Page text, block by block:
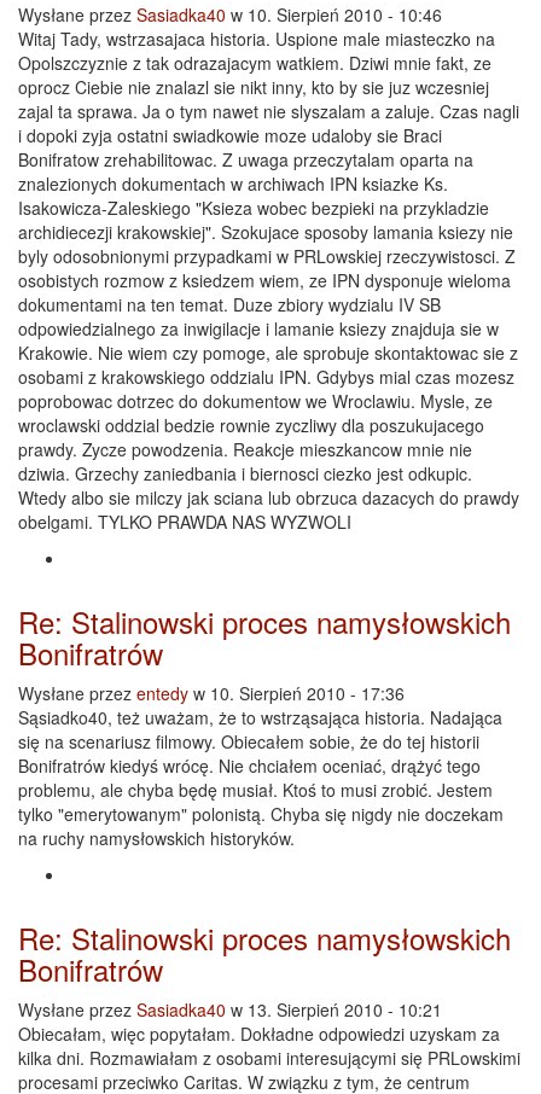
Wysłane przez Sasiadka40 w 10. Sierpień 2010 - 10:46
Witaj Tady, wstrzasajaca historia. Uspione male miasteczko na
Opolszczyznie z tak odrazajacym watkiem. Dziwi mnie fakt, ze
oprocz Ciebie nie znalazl sie nikt inny, kto by sie juz wczesniej
zajal ta sprawa. Ja o tym nawet nie slyszalam a zaluje. Czas nagli
i dopoki zyja ostatni swiadkowie moze udaloby sie Braci
Bonifratow zrehabilitowac. Z uwaga przeczytalam oparta na
znalezionych dokumentach w archiwach IPN ksiazke Ks.
Isakowicza-Zaleskiego "Ksieza wobec bezpieki na przykladzie
archidiecezji krakowskiej". Szokujace sposoby lamania ksiezy nie
byly odosobnionymi przypadkami w PRLowskiej rzeczywistosci. Z
osobistych rozmow z ksiedzem wiem, ze IPN dysponuje wieloma
dokumentami na ten temat. Duze zbiory wydzialu IV SB
odpowiedzialnego za inwigilacje i lamanie ksiezy znajduja sie w
Krakowie. Nie wiem czy pomoge, ale sprobuje skontaktowac sie z
osobami z krakowskiego oddzialu IPN. Gdybys mial czas mozesz
poprobowac dotrzec do dokumentow we Wroclawiu. Mysle, ze
wroclawski oddzial bedzie rownie zyczliwy dla poszukujacego
prawdy. Zycze powodzenia. Reakcje mieszkancow mnie nie
dziwia. Grzechy zaniedbania i biernosci ciezko jest odkupic.
Wtedy albo sie milczy jak sciana lub obrzuca dazacych do prawdy
obelgami. TYLKO PRAWDA NAS WYZWOLI
Re: Stalinowski proces namysłowskich
Bonifratrów
Wysłane przez entedy w 10. Sierpień 2010 - 17:36
Sąsiadko40, też uważam, że to wstrząsająca historia. Nadająca
się na scenariusz filmowy. Obiecałem sobie, że do tej historii
Bonifratrów kiedyś wrócę. Nie chciałem oceniać, drążyć tego
problemu, ale chyba będę musiał. Ktoś to musi zrobić. Jestem
tylko "emerytowanym" polonistą. Chyba się nigdy nie doczekam
na ruchy namysłowskich historyków.
Re: Stalinowski proces namysłowskich
Bonifratrów
Wysłane przez Sasiadka40 w 13. Sierpień 2010 - 10:21
Obiecałam, więc popytałam. Dokładne odpowiedzi uzyskam za
kilka dni. Rozmawiałam z osobami interesującymi się PRLowskimi
procesami przeciwko Caritas. W związku z tym, że centrum